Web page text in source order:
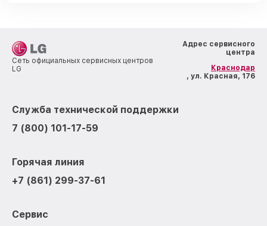
Сеть официальных сервисных центров
LG
Адрес сервисного
центра
Краснодар
, ул. Красная, 176
Служба технической поддержки
7 (800) 101-17-59
Горячая линия
+7 (861) 299-37-61
Сервис